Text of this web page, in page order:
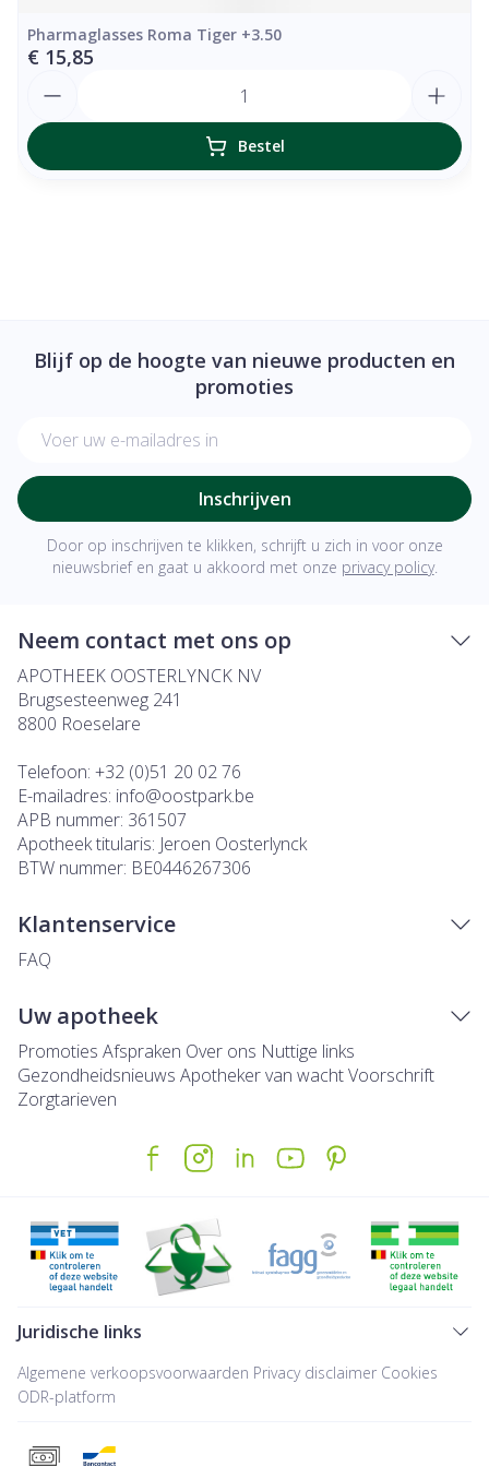
Pharmaglasses Roma Tiger +3.50
€ 15,85
Bestel
Blijf op de hoogte van nieuwe producten en
promoties
Inschrijven
Door op inschrijven te klikken, schrijft u zich in voor onze
nieuwsbrief en gaat u akkoord met onze privacy policy.
Neem contact met ons op
APOTHEEK OOSTERLYNCK NV
Brugsesteenweg 241
8800 Roeselare
Telefoon: +32 (0)51 20 02 76
E-mailadres: info@oostpark.be
APB nummer: 361507
Apotheek titularis: Jeroen Oosterlynck
BTW nummer: BE0446267306
Klantenservice
FAQ
Uw apotheek
Promoties Afspraken Over ons Nuttige links
Gezondheidsnieuws Apotheker van wachtVoorschrift
Zorgtarieven
Juridische links
Algemene verkoopsvoorwaarden Privacy disclaimer Cookies
ODR-platform